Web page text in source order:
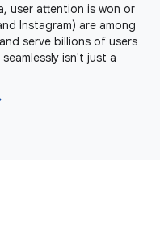
user attention is won or
Instagram) are among
serve billions of users
isn't just a